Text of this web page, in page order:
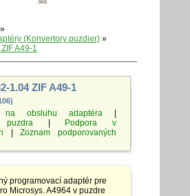
»
(Konvertory puzdier) »
A49-1
1.04 ZIF A49-1
na obsluhu adaptéra
puzdra
Podpora v
|Zoznam podporovaných
programovací adaptér pre
Microsys. A4964 v puzdre